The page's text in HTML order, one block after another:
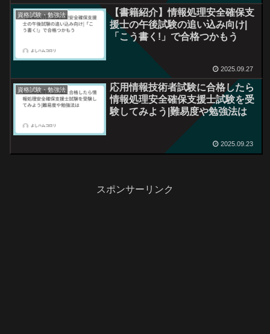
資格試験・勉強法
【書籍紹介】情報処理安全確保支
援士の午後試験の追い込み向け|
「こう書く!」で合格つかもう
2025.09.27
資格試験・勉強法
応用情報技術者試験に合格したら
情報処理安全確保支援士試験を受
験してみよう|難易度や勉強法は
2025.09.23
スポンサーリンク